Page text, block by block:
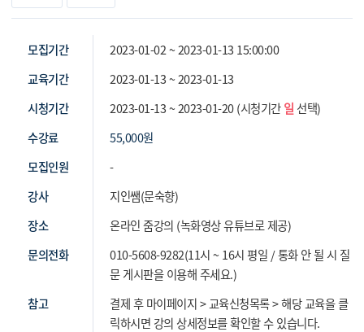
모집기간
2023-01-02 ~ 2023-01-13 15:00:00
교육기간
2023-01-13 ~ 2023-01-13
시청기간
2023-01-13 ~ 2023-01-20 (시청기간일 선택)
수강료
55,000원
모집인원
-
강사
지인쌤(문숙향)
장소
온라인 줌강의 (녹화영상 유튜브로 제공)
문의전화
010-5608-9282(11시 ~ 16시 평일 / 통화 안 될 시 질
문 게시판을 이용해 주세요.)
참고
결제 후 마이페이지 > 교육신청목록 > 해당 교육을 클
릭하시면 강의 상세정보를 확인할 수 있습니다.